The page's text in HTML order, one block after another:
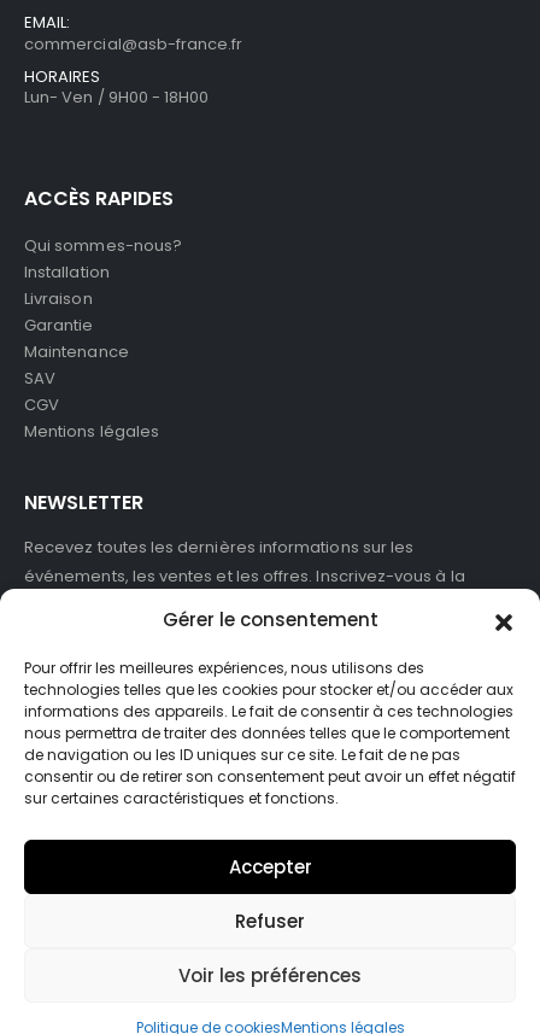
Gérer le consentement
Pour offrir les meilleures expériences, nous utilisons des
technologies telles que les cookies pour stocker et/ou accéder aux
informations des appareils. Le fait de consentir à ces technologies
nous permettra de traiter des données telles que le comportement
de navigation ou les ID uniques sur ce site. Le fait de ne pas
consentir ou de retirer son consentement peut avoir un effet négatif
sur certaines caractéristiques et fonctions.
Accepter
Refuser
Voir les préférences
Politique de cookiesMentions légales
EMAIL:
commercial@asb-france.fr
HORAIRES
Lun- Ven / 9H00 - 18H00
ACCÈS RAPIDES
Qui sommes-nous?
Installation
Livraison
Garantie
Maintenance
SAV
CGV
Mentions légales
NEWSLETTER
Recevez toutes les dernières informations sur les
événements, les ventes et les offres. Inscrivez-vous à la
J'accepte de recevoir des newsletters et des informations
marketing de ASB France.